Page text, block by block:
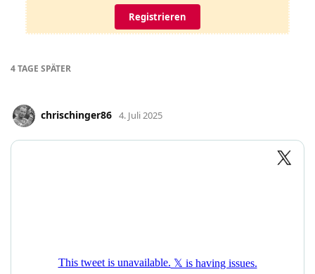
Registrieren
4 TAGE SPÄTER
chrischinger86 4. Juli 2025